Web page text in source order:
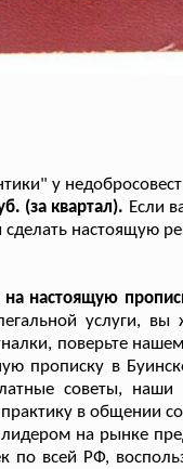
у
(за квартал). Если
настоящую
настоящую
услуги,
поверьте
прописку в
советы,
в
на рынке
всей РФ,